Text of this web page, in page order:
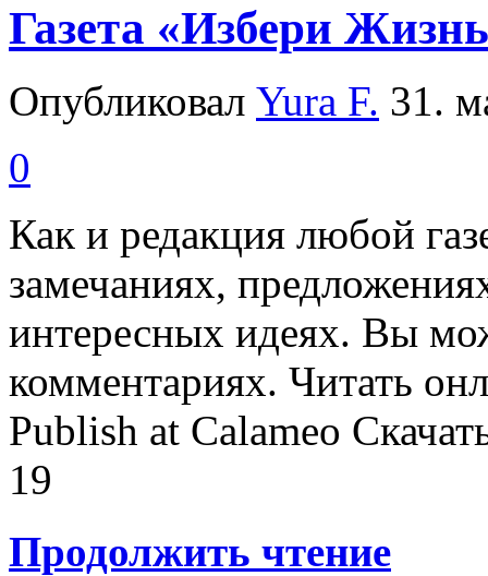
Газета «Избери
Опубликовал Yura F. 31.
0
Как и редакция любой
замечаниях,
интересных идеях. Вы
комментариях. Читать
Publish at Calameo
19
Продолжить чтение